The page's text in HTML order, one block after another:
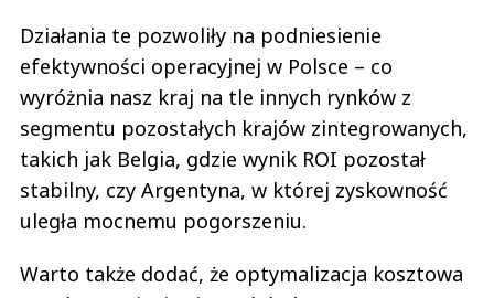
Działania te pozwoliły na podniesienie
efektywności operacyjnej w Polsce – co
wyróżnia nasz kraj na tle innych rynków z
segmentu pozostałych krajów zintegrowanych,
takich jak Belgia, gdzie wynik ROI pozostał
stabilny, czy Argentyna, w której zyskowność
uległa mocnemu pogorszeniu.
Warto także dodać, że optymalizacja kosztowa